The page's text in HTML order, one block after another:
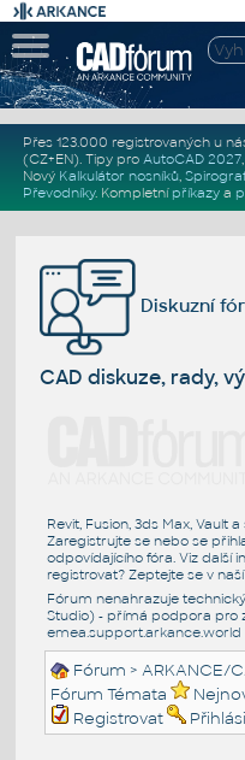
Přes 123.000 registrovaných u
(CZ+EN). Tipy pro AutoCAD 2027
Nový Kalkulátor nosníků,
Převodníky. Kompletní příkazya
Diskuzní
CAD diskuze, rady,
Revit, Fusion, 3ds Max, Vault
Zaregistrujte se nebo se
odpovídajícího fóra. Viz další
registrovat? Zeptejte se v naší
Fórum nenahrazuje
Studio) - přímá podpora pro
emea.support.arkance.world
Fórum >ARKANCE/
Fórum Témata
Registrovat